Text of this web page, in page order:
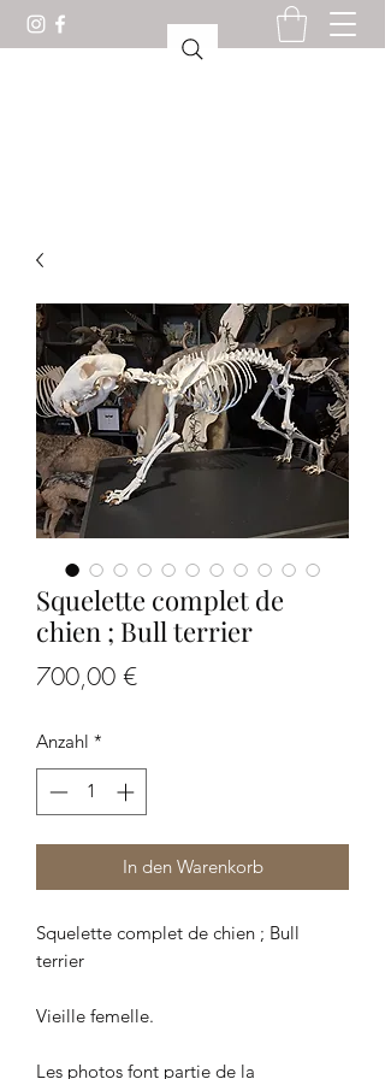
Squelette complet de
chien ; Bull terrier
700,00 €Preis
Anzahl *
In den Warenkorb
Squelette complet de chien ; Bull
terrier
Vieille femelle.
Les photos font partie de la